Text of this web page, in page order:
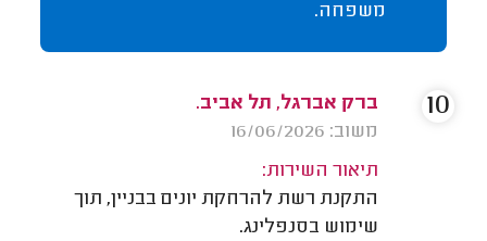
משפחה.
ברק אברגל, תל אביב.
משוב: 16/06/2026
תיאור השירות:
התקנת רשת להרחקת יונים בבניין, תוך
שימוש בסנפלינג.
10